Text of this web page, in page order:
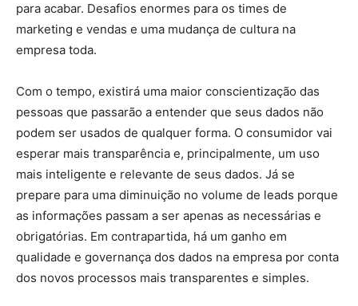
para acabar. Desafios enormes para os times de
marketing e vendas e uma mudança de cultura na
empresa toda.
Com o tempo, existirá uma maior conscientização das
pessoas que passarão a entender que seus dados não
podem ser usados de qualquer forma. O consumidor vai
esperar mais transparência e, principalmente, um uso
mais inteligente e relevante de seus dados. Já se
prepare para uma diminuição no volume de leads porque
as informações passam a ser apenas as necessárias e
obrigatórias. Em contrapartida, há um ganho em
qualidade e governança dos dados na empresa por conta
dos novos processos mais transparentes e simples.